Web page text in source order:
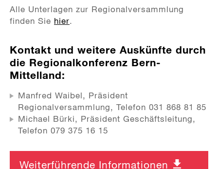
Alle Unterlagen zur Regionalversammlung
finden Sie hier.
Kontakt und weitere Auskünfte durch
die Regionalkonferenz Bern-
Mittelland:
Manfred Waibel, Präsident
Regionalversammlung, Telefon 031 868 81 85
Michael Bürki, Präsident Geschäftsleitung,
Telefon 079 375 16 15
Weiterführende Informationen